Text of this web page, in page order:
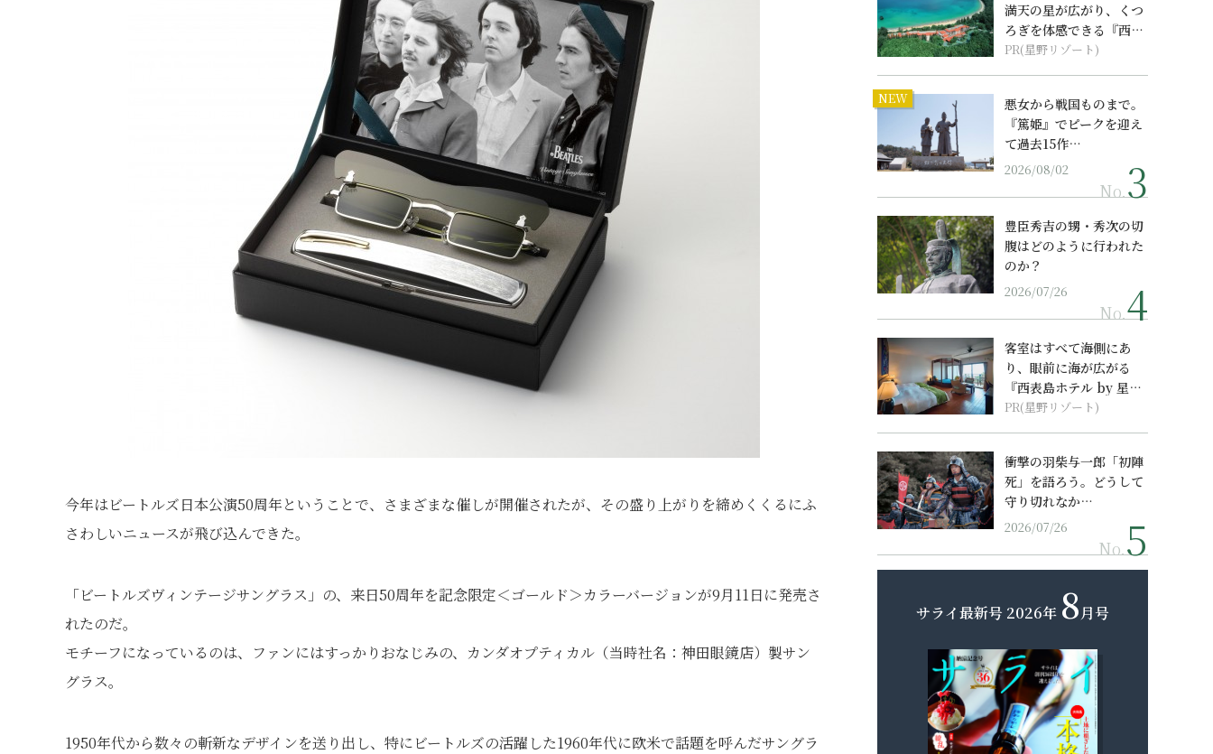
今年はビートルズ日本公演50周年ということで、さまざまな催しが開催されたが、その盛り上がりを締めくくるにふ
さわしいニュースが飛び込んできた。
「ビートルズヴィンテージサングラス」の、来日50周年を記念限定＜ゴールド＞カラーバージョンが9月11日に発売さ
れたのだ。
モチーフになっているのは、ファンにはすっかりおなじみの、カンダオプティカル（当時社名：神田眼鏡店）製サン
グラス。
1950年代から数々の斬新なデザインを送り出し、特にビートルズの活躍した1960年代に欧米で話題を呼んだサングラ
満天の星が広がり、くつ
ろぎを体感できる『西表
島ホテル by...
PR(星野リゾート)
NEW
悪女から戦国ものまで。
『篤姫』でピークを迎え
て過去15作…
2026/08/02
No.
豊臣秀吉の甥・秀次の切
腹はどのように行われた
のか？
2026/07/26
No.
客室はすべて海側にあ
り、眼前に海が広がる
『西表島ホテル by 星野
リゾート』
PR(星野リゾート)
衝撃の羽柴与一郎「初陣
死」を語ろう。どうして
守り切れなか…
2026/07/26
No.
サライ最新号 2026年 8月号